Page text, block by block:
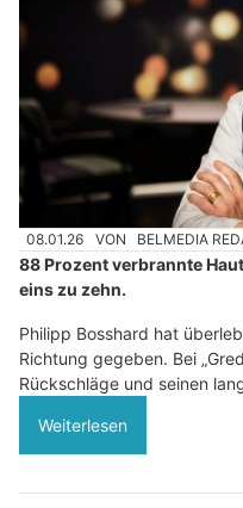
08.01.26 VON BELMEDIA
88 Prozent verbrannte
eins zu zehn.
Philipp Bosshard hat
Richtung gegeben. Bei
Rückschläge und seinen
Weiterlesen